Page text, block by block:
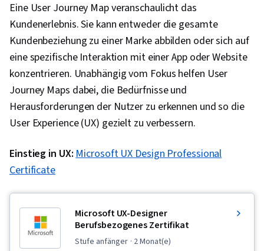
Zugänglichkeit von Webinhalten,
Nutzerforschung, Prüfung der
Benutzerfreundlichkeit, Storyboarding,
Interviewing-Fähigkeiten, Reaktionsfähiges
Web-Design, UI/UX-Forschung, Persona
(Benutzererfahrung), Design Thinking,
Wireframing, Gestaltungselemente und -
prinzipien, Prototyping, Interaktionsdesign,
Benutzerzentriertes Design, Ideenfindung,
Menschenzentriertes Design,
Plattformübergreifende Entwicklung, Design-
Strategien, Generative KI, Attrappen, Grafische
und visuelle Gestaltung, Typografie,
Eine User Journey Map veranschaulicht das
Kundenerlebnis. Sie kann entweder die gesamte
Kundenbeziehung zu einer Marke abbilden oder sich auf
eine spezifische Interaktion mit einer App oder Website
konzentrieren. Unabhängig vom Fokus helfen User
Journey Maps dabei, die Bedürfnisse und
Herausforderungen der Nutzer zu erkennen und so die
User Experience (UX) gezielt zu verbessern.
Einstieg in UX:Microsoft UX Design Professional
Certificate
Microsoft UX-Designer
Berufsbezogenes Zertifikat
stufe anfänger · 2 Monat(e)